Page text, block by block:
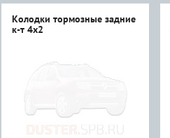
Колодки тормозные задние
к-т 4x2